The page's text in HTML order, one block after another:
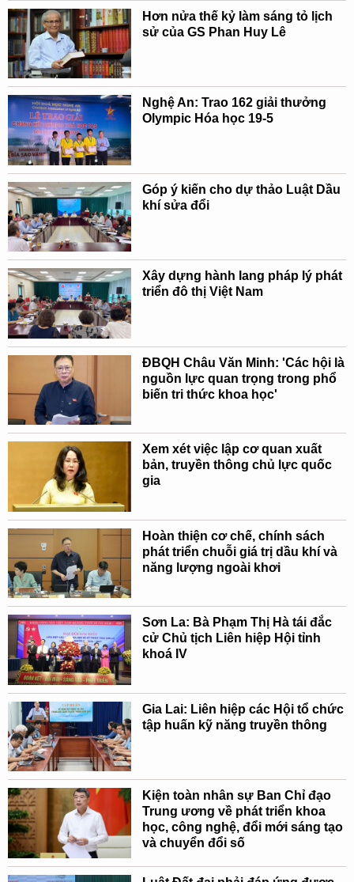
Hơn nửa thế kỷ làm sáng tỏ lịch
sử của GS Phan Huy Lê
Nghệ An: Trao 162 giải thưởng
Olympic Hóa học 19-5
Góp ý kiến cho dự thảo Luật Dầu
khí sửa đổi
Xây dựng hành lang pháp lý phát
triển đô thị Việt Nam
ĐBQH Châu Văn Minh: 'Các hội là
nguồn lực quan trọng trong phổ
biến tri thức khoa học'
Xem xét việc lập cơ quan xuất
bản, truyền thông chủ lực quốc
gia
Hoàn thiện cơ chế, chính sách
phát triển chuỗi giá trị dầu khí và
năng lượng ngoài khơi
Sơn La: Bà Phạm Thị Hà tái đắc
cử Chủ tịch Liên hiệp Hội tỉnh
khoá IV
Gia Lai: Liên hiệp các Hội tổ chức
tập huấn kỹ năng truyền thông
Kiện toàn nhân sự Ban Chỉ đạo
Trung ương về phát triển khoa
học, công nghệ, đổi mới sáng tạo
và chuyển đổi số